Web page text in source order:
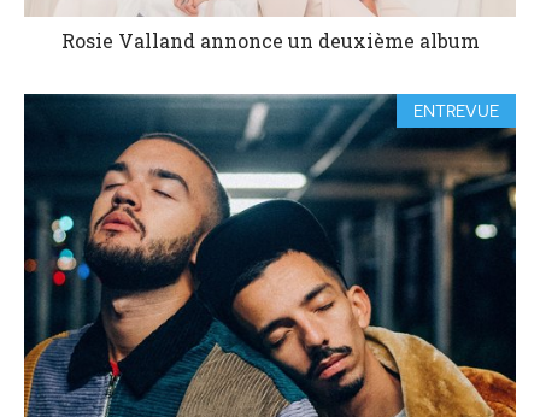
Rosie Valland annonce un deuxième album
ENTREVUE